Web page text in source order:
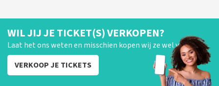
WIL JIJ JE TICKET(S) VERKOPEN?
Laat het ons weten en misschien kopen wij ze wel van je!
VERKOOP JE TICKETS